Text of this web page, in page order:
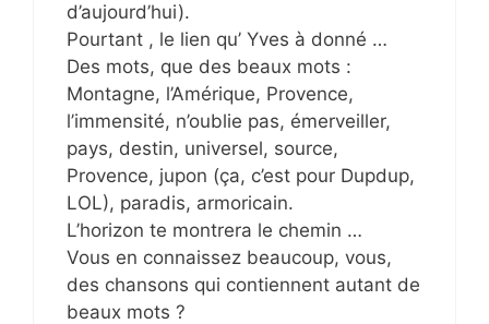
d’aujourd’hui).
Pourtant , le lien qu’ Yves à donné …
Des mots, que des beaux mots :
Montagne, l’Amérique, Provence,
l’immensité, n’oublie pas, émerveiller,
pays, destin, universel, source,
Provence, jupon (ça, c’est pour Dupdup,
LOL), paradis, armoricain.
L’horizon te montrera le chemin …
Vous en connaissez beaucoup, vous,
des chansons qui contiennent autant de
beaux mots ?